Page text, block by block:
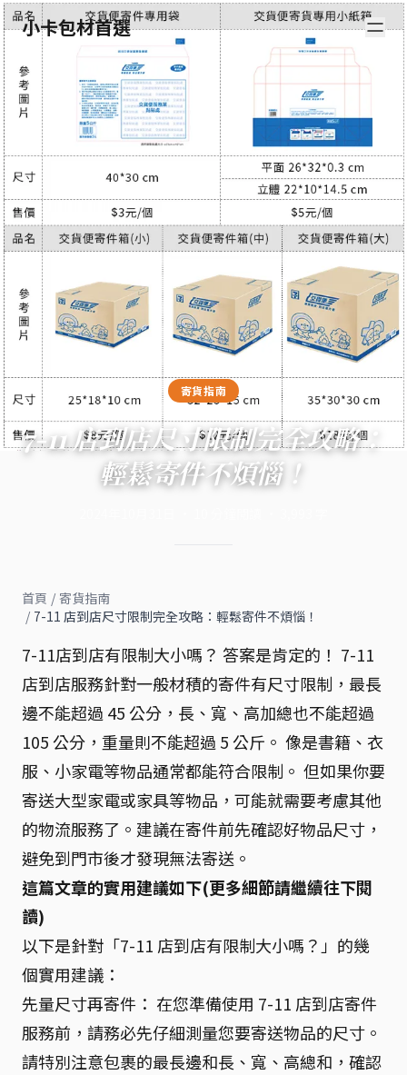
小卡包材首選
寄貨指南
7-11 店到店尺寸限制完全攻略：
輕鬆寄件不煩惱！
首頁 / 寄貨指南
/ 7-11 店到店尺寸限制完全攻略：輕鬆寄件不煩惱！
7-11店到店有限制大小嗎？ 答案是肯定的！ 7-11
店到店服務針對一般材積的寄件有尺寸限制，最長
邊不能超過 45 公分，長、寬、高加總也不能超過
105 公分，重量則不能超過 5 公斤。 像是書籍、衣
服、小家電等物品通常都能符合限制。 但如果你要
寄送大型家電或家具等物品，可能就需要考慮其他
的物流服務了。建議在寄件前先確認好物品尺寸，
避免到門市後才發現無法寄送。
這篇文章的實用建議如下(更多細節請繼續往下閱
讀)
以下是針對「7-11 店到店有限制大小嗎？」的幾
個實用建議：
先量尺寸再寄件： 在您準備使用 7-11 店到店寄件
服務前，請務必先仔細測量您要寄送物品的尺寸。
請特別注意包裹的最長邊和長、寬、高總和，確認